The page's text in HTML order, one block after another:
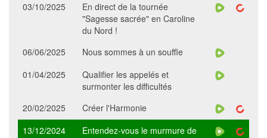
03/10/2025
En direct de la tournée
"Sagesse sacrée" en Caroline
du Nord !
06/06/2025
Nous sommes à un souffle
01/04/2025
Qualifier les appelés et
surmonter les difficultés
20/02/2025
Créer l'Harmonie
13/12/2024
Entendez-vous le murmure de